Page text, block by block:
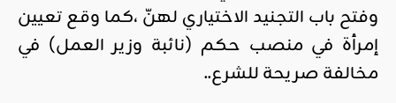
وفتح باب التجنيد الاختياري لهنّ ،كما وقع تعيين
إمرأة في منصب حكم (نائبة وزير العمل) في
مخالفة صريحة للشرع..